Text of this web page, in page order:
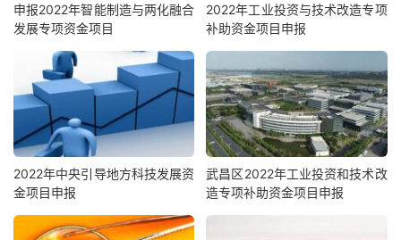
申报2022年智能制造与两化融合
发展专项资金项目
2022年工业投资与技术改造专项
补助资金项目申报
2022年中央引导地方科技发展资
金项目申报
武昌区2022年工业投资和技术改
造专项补助资金项目申报